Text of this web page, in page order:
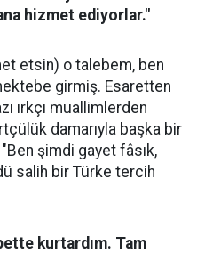
hizmet ediyorlar."
etsin) o talebem, ben
girmiş. Esaretten
ırkçı muallimlerden
damarıyla başka bir
şimdi gayet fâsık,
salih bir Türke tercih
kurtardım. Tam